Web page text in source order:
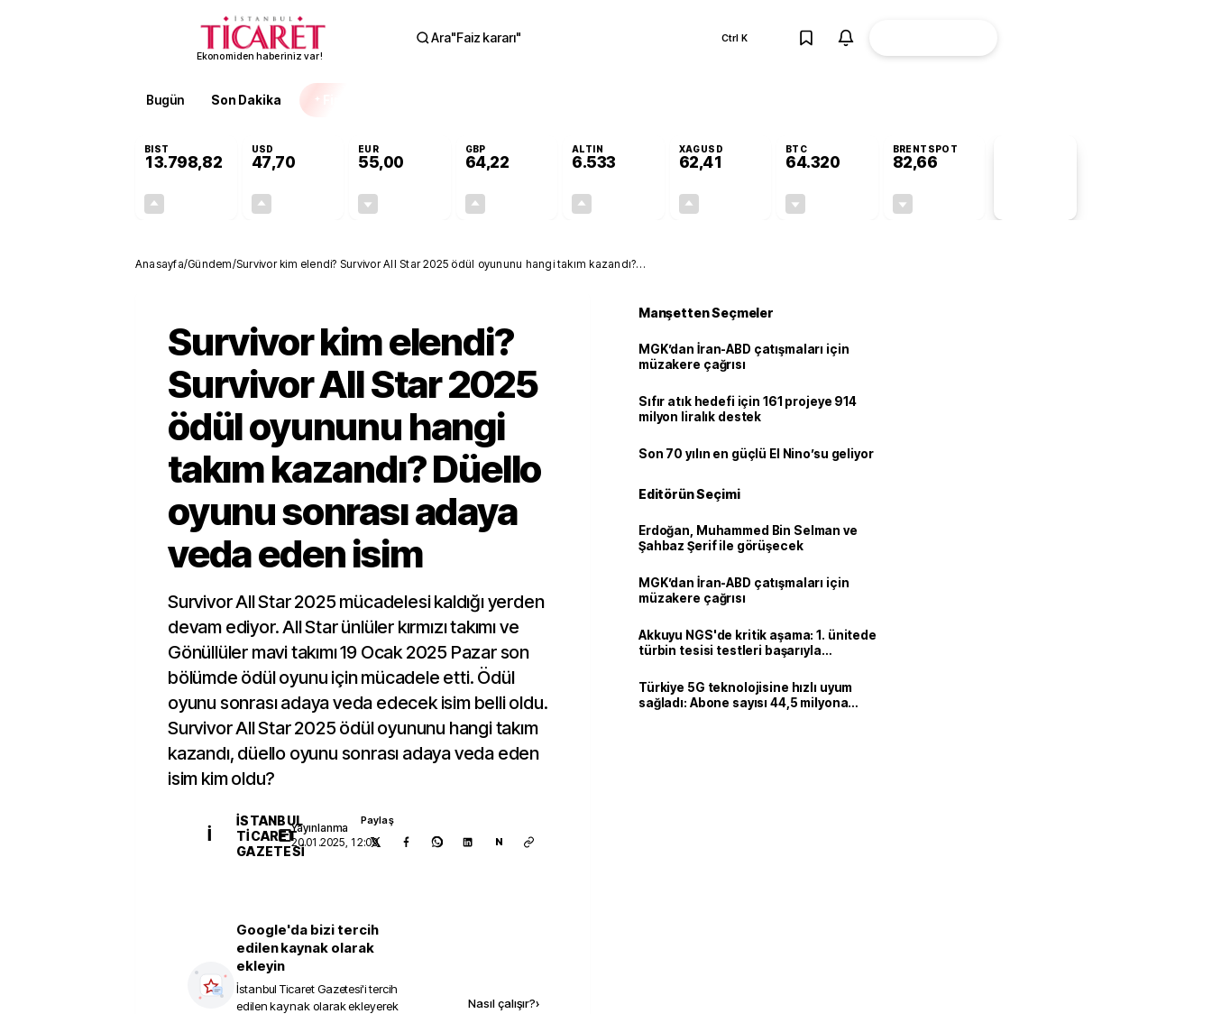
Ekonomiden haberiniz var!
Ara"Faiz kararı" Ctrl K
Bugün Son Dakika
BIST
13.798,82
USD
47,70
EUR
55,00
GBP
64,22
ALTIN
6.533
XAGUSD
62,41
BTC
64.320
BRENTSPOT
82,66
Anasayfa/Gündem/Survivor kim elendi? Survivor All Star 2025 ödül oyununu hangi takım kazandı?
Survivor kim elendi?
Survivor All Star 2025
ödül oyununu hangi
takım kazandı? Düello
oyunu sonrası adaya
veda eden isim
Survivor All Star 2025 mücadelesi kaldığı yerden
devam ediyor. All Star ünlüler kırmızı takımı ve
Gönüllüler mavi takımı 19 Ocak 2025 Pazar son
bölümde ödül oyunu için mücadele etti. Ödül
oyunu sonrası adaya veda edecek isim belli oldu.
Survivor All Star 2025 ödül oyununu hangi takım
kazandı, düello oyunu sonrası adaya veda eden
isim kim oldu?
İ
İSTANBUL
TICARET
GAZETESI
Yayınlanma
20.01.2025, 12:09
Paylaş
N
Google'da bizi tercih
edilen kaynak olarak
ekleyin
İstanbul Ticaret Gazetesi'i tercih
edilen kaynak olarak ekleyerek
Nasıl çalışır?›
Manşetten Seçmeler
MGK’dan İran-ABD çatışmaları için
müzakere çağrısı
Sıfır atık hedefi için 161 projeye 914
milyon liralık destek
Son 70 yılın en güçlü El Nino’su geliyor
Editörün Seçimi
Erdoğan, Muhammed Bin Selman ve
Şahbaz Şerif ile görüşecek
MGK’dan İran-ABD çatışmaları için
müzakere çağrısı
Akkuyu NGS'de kritik aşama: 1. ünitede
türbin tesisi testleri başarıyla
Türkiye 5G teknolojisine hızlı uyum
sağladı: Abone sayısı 44,5 milyona